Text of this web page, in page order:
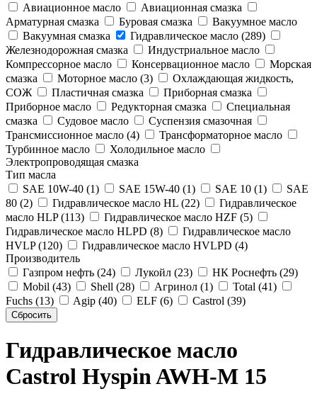
Авиационное масло
Авиационная смазка
Арматурная смазка
Буровая смазка
Вакуумное масло
Вакуумная смазка
Гидравлическое масло (289)
Железнодорожная смазка
Индустриальное масло
Компрессорное масло
Консервационное масло
Морская
смазка
Моторное масло (3)
Охлаждающая жидкость,
СОЖ
Пластичная смазка
Приборная смазка
Приборное масло
Редукторная смазка
Специальная
смазка
Судовое масло
Суспензия смазочная
Трансмиссионное масло (4)
Трансформаторное масло
Турбинное масло
Холодильное масло
Электропроводящая смазка
Тип масла
SAE 10W-40 (1)
SAE 15W-40 (1) SAE 10 (1)
SAE
80 (2)
Гидравлическое масло HL (22)
Гидравлическое
масло HLP (113)
Гидравлическое масло HZF (5)
Гидравлическое масло HLPD (8)
Гидравлическое масло
HVLP (120)
Гидравлическое масло HVLPD (4)
Производитель
Газпром нефть (24)
Лукойл (23)
НК Роснефть (29)
Mobil (43)
Shell (28) Агринол (1)
Total (41)
Fuchs (13)
Agip (40) ELF (6) Castrol (39)
Гидравлическое масло
Castrol Hyspin AWH-M 15